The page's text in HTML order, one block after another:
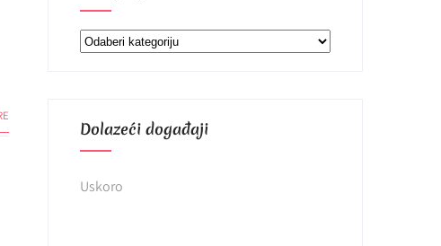
Kategorije
Dolazeći događaji
Uskoro